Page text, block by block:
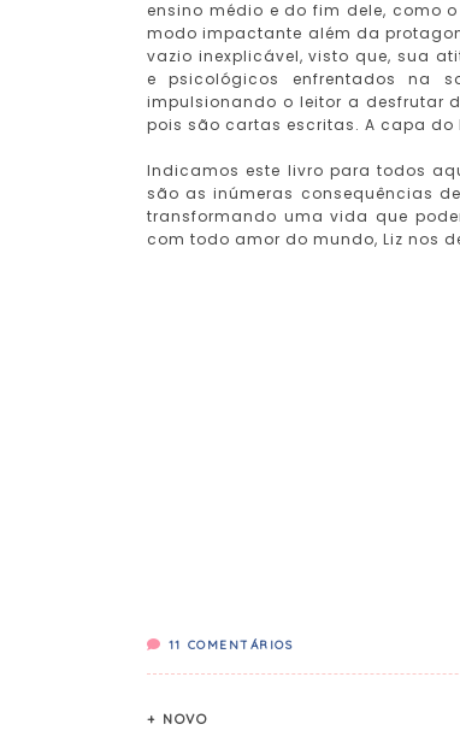
ensino médio e do fim dele, como
modo impactante além da
vazio inexplicável, visto que, sua
e psicológicos enfrentados na
impulsionando o leitor a desfrutar
pois são cartas escritas. A capa
Indicamos este livro para todos
são as inúmeras consequências
transformando uma vida que
com todo amor do mundo, Liz nos
11 COMENTÁRIOS
+ NOVO